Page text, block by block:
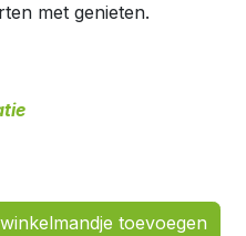
met genieten.
toevoegen